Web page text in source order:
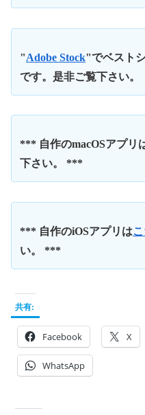
"Adobe Stock"でベスト
です。是非ご覧下さい。
*** 自作のmacOSアプリ
下さい。 ***
*** 自作のiOSアプリは
い。 ***
共有:
Facebook X
WhatsApp